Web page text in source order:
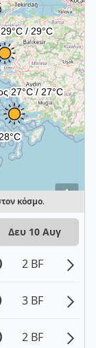
i
κόσμο.
Δευ 10 Αυγ
2 BF
3 BF
2 BF